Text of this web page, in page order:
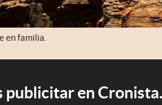
en familia.
publicitar en